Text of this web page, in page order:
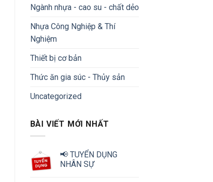
Ngành nhựa - cao su - chất dẻo
Nhựa Công Nghiệp & Thí
Nghiệm
Thiết bị cơ bản
Thức ăn gia súc - Thủy sản
Uncategorized
BÀI VIẾT MỚI NHẤT
📢 TUYỂN DỤNG
NHÂN SỰ